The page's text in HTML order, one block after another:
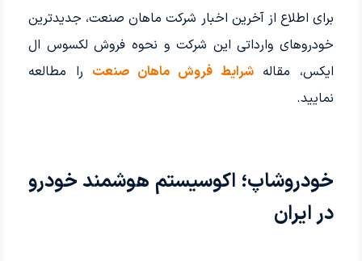
برای اطلاع از آخرین اخبار شرکت ماهان صنعت، جدیدترین
خودروهای وارداتی این شرکت و نحوه فروش لکسوس ال
ایکس، مقالهشرایط فروش ماهان صنعت را مطالعه
نمایید.
خودروشاپ؛ اکوسیستم هوشمند خودرو
در ایران